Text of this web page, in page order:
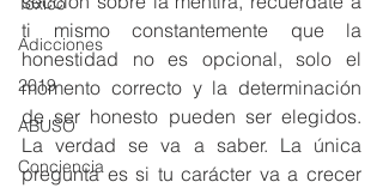
Adicciones
2019
ABUSO
Conciencia
ti mismo constantemente que la
honestidad no es opcional, solo el
momento correcto y la determinación
de ser honesto pueden ser elegidos.
La verdad se va a saber. La única
pregunta es si tu carácter va a crecer